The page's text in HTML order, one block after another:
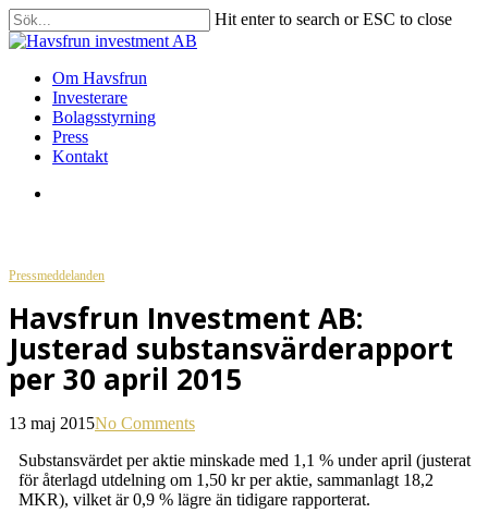
Skip
to
content
Hit enter to search or ESC to close
Close
search
Menu
Om Havsfrun
Investerare
Bolagsstyrning
Press
Kontakt
Pressmeddelanden
Havsfrun Investment AB:
Justerad substansvärderapport
per 30 april 2015
13 maj 2015No Comments
Substansvärdet per aktie minskade med 1,1 % under april (justerat
för återlagd utdelning om 1,50 kr per aktie, sammanlagt 18,2
MKR), vilket är 0,9 % lägre än tidigare rapporterat.